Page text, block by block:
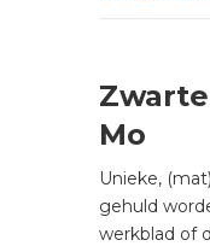
Mo
Unieke,
gehuld
werkblad of